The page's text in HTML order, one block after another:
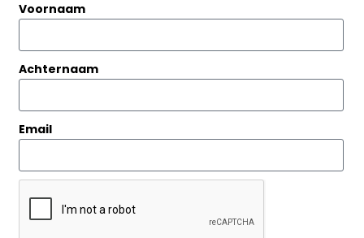
5121620
Voornaam
Achternaam
Email